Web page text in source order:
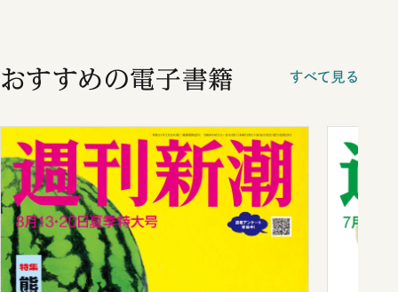
おすすめの電子書籍 すべて見る